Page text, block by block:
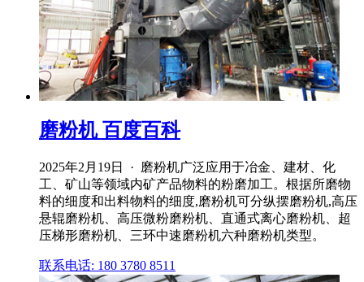
磨粉机 百度百科
2025年2月19日 · 磨粉机广泛应用于冶金、建材、化
工、矿山等领域内矿产品物料的粉磨加工。根据所磨物
料的细度和出料物料的细度,磨粉机可分纵摆磨粉机,高压
悬辊磨粉机、高压微粉磨粉机、直通式离心磨粉机、超
压梯形磨粉机、三环中速磨粉机六种磨粉机类型。
联系电话: 180 3780 8511